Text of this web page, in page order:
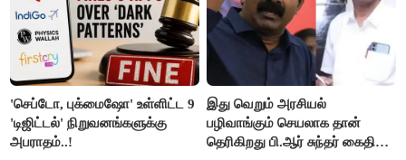
'செப்டோ, புக்மைஷோ' உள்ளிட்ட 9
'டிஜிட்டல்' நிறுவனங்களுக்கு
அபராதம்..!
இது வெறும் அரசியல்
பழிவாங்கும் செயலாக தான்
தெரிகிறது பி.ஆர் சுந்தர் கைதிற்கு